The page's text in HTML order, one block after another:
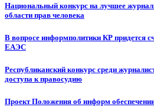
Национальный конкурс на лучшее
области прав человека
В вопросе информполитики КР придется
ЕАЭС
Республиканский конкурс среди
доступа к правосудию
Проект Положения об информ